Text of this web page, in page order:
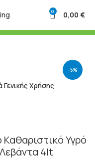
0 0,00 €
-5%
Γενικής Χρήσης
Υγρό
4lt